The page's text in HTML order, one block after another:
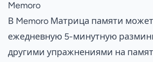
Memoro
В Memoro Матрица памяти
ежедневную 5-минутную
другими упражнениями на